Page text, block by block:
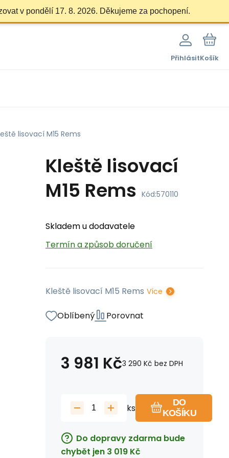
v pondělí 17. 8. 2026. Děkujeme za pochopení.
PřihlásitKošík
lisovací M15 Rems
Kleště lisovací
M15 Rems Kód:570110
Skladem u dodavatele
Termín a způsob doručení
Kleště lisovací M15 Rems Více
Oblíbený Porovnat
3 981 Kč3 290 Kč bez DPH
ks
DO
KOŠÍKU
Do dopravy zdarma bude
chybět jen 3 019 Kč